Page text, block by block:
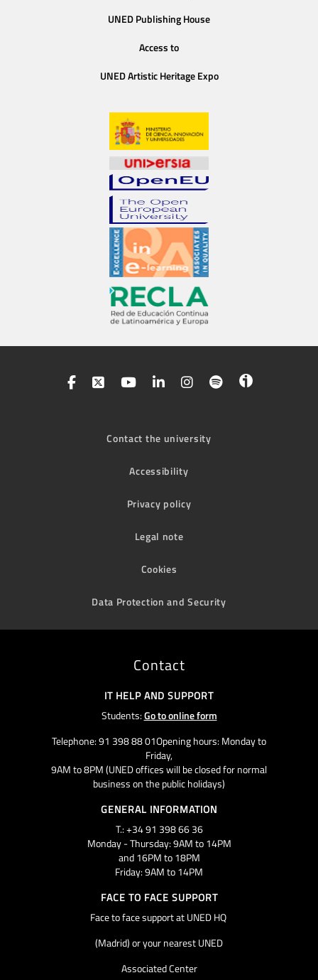
UNED Publishing House
Access to
UNED Artistic Heritage Expo
Contact the university
Accessibility
Privacy policy
Legal note
Cookies
Data Protection and Security
Contact
IT HELP AND SUPPORT
Students:Go to online form
Telephone: 91 398 88 01Opening hours: Monday to
Friday,
9AM to 8PM (UNED offices will be closed for normal
business on the public holidays)
GENERAL INFORMATION
T.: +34 91 398 66 36
Monday - Thursday: 9AM to 14PM
and 16PM to 18PM
Friday: 9AM to 14PM
FACE TO FACE SUPPORT
Face to face support at UNED HQ
(Madrid) or your nearest UNED
Associated Center